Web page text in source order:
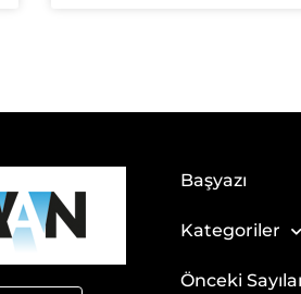
Başyazı
Kategoriler
Önceki